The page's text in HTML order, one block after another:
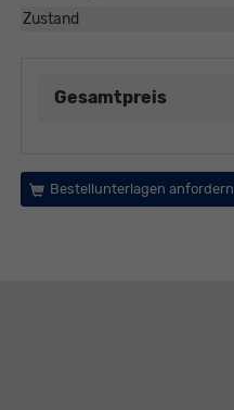
Zustand
Gesamtpreis
Bestellunterlagen anfordern